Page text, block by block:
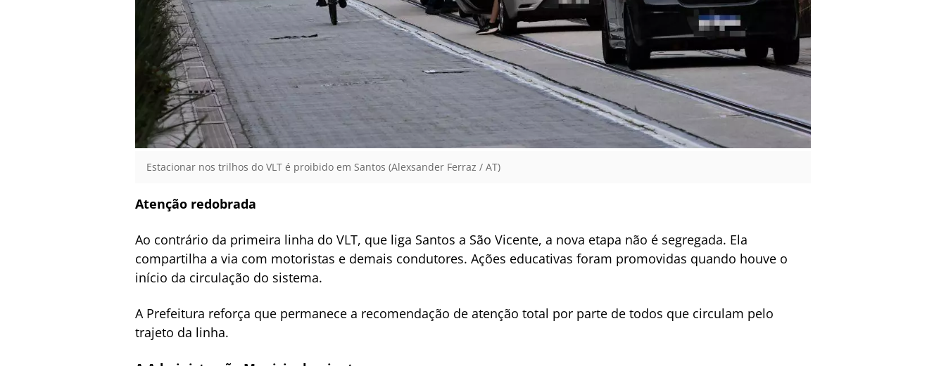
Estacionar nos trilhos do VLT é proibido em Santos (Alexsander Ferraz / AT)
Atenção redobrada
Ao contrário da primeira linha do VLT, que liga Santos a São Vicente, a nova etapa não é segregada. Ela
compartilha a via com motoristas e demais condutores. Ações educativas foram promovidas quando houve o
início da circulação do sistema.
A Prefeitura reforça que permanece a recomendação de atenção total por parte de todos que circulam pelo
trajeto da linha.